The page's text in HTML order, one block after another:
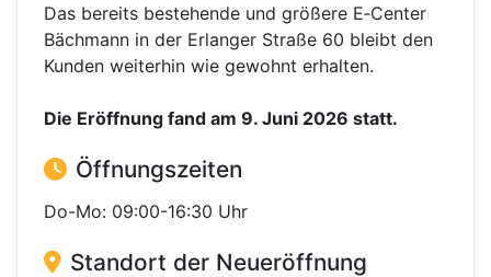
Das bereits bestehende und größere ⁠E‑Center
Bächmann in der Erlanger Straße 60 bleibt den
Kunden weiterhin wie gewohnt erhalten.
Die Eröffnung fand am 9. Juni 2026 statt.
Öffnungszeiten
Do-Mo: 09:00-16:30 Uhr
Standort der Neueröffnung